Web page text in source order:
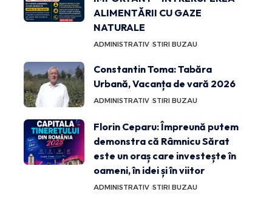
ALIMENTĂRII CU GAZE
NATURALE
ADMINISTRATIV STIRI BUZAU
Constantin Toma: Tabăra
Urbană, Vacanța de vară 2026
ADMINISTRATIV STIRI BUZAU
Florin Ceparu: Împreună putem
demonstra că Râmnicu Sărat
este un oraș care investește în
oameni, în idei și în viitor
ADMINISTRATIV STIRI BUZAU